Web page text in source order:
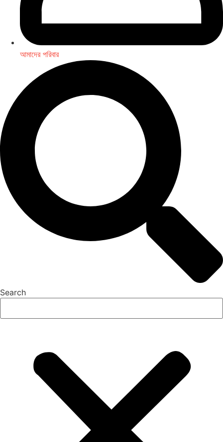
আমাদের পরিবার
Search